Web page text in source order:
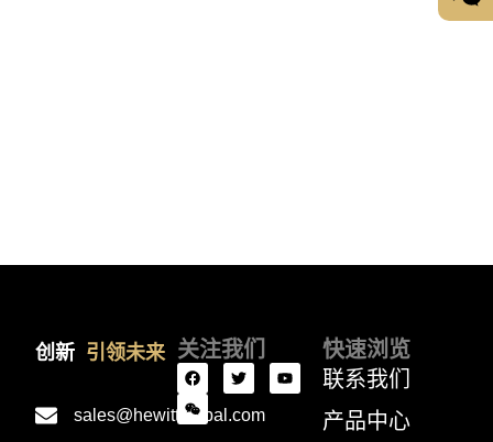
创新 引领未来
sales@hewittglobal.com
关注我们
快速浏览
联系我们
产品中心